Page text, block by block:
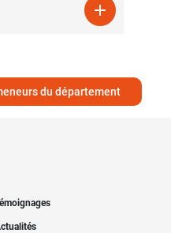

du département